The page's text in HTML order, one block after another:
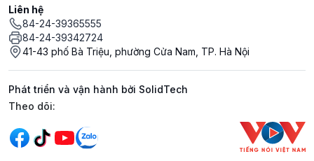
Liên hệ
84-24-39365555
84-24-39342724
41-43 phố Bà Triệu, phường Cửa Nam, TP. Hà Nội
Phát triển và vận hành bởi SolidTech
Mạng xã hội
Theo dõi: